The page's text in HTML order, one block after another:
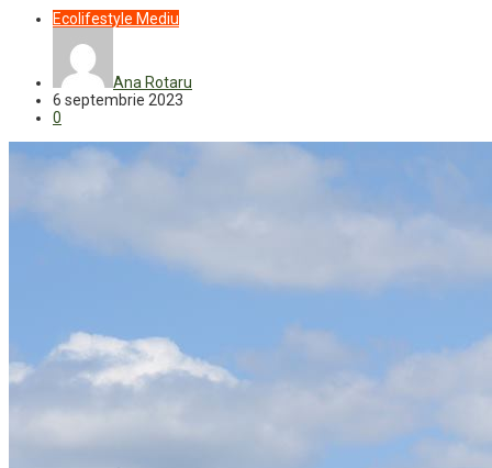
Ecolifestyle Mediu
Ana Rotaru
6 septembrie 2023
0